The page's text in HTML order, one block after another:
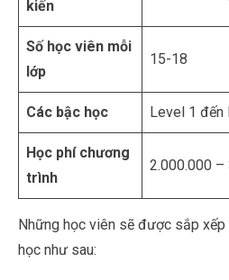
kiến
Số học viên mỗi
lớp
15-18
Các bậc học Level 1 đến
Học phí chương
trình
2.000.000 –
Những học viên sẽ được sắp
học như sau: